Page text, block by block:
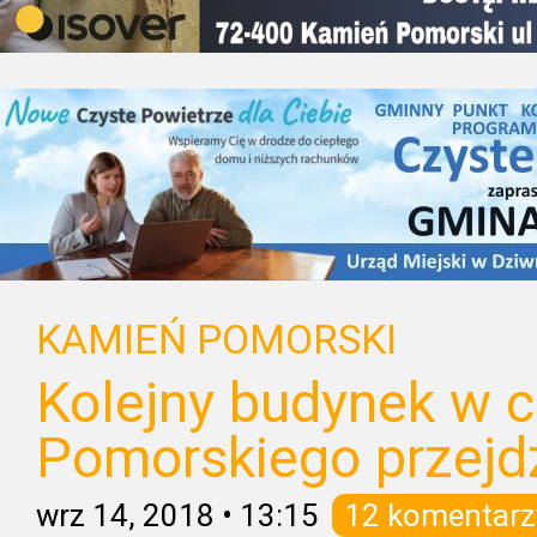
KAMIEŃ POMORSKI
Kolejny budynek w
Pomorskiego
wrz 14, 2018 • 13:15 12